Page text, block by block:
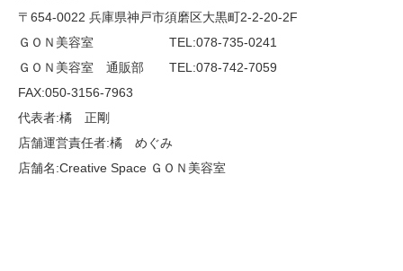
〒654-0022 兵庫県神戸市須磨区大黒町2-2-20-2F
ＧＯＮ美容室 TEL:078-735-0241
ＧＯＮ美容室 通販部 TEL:078-742-7059
FAX:050-3156-7963
代表者:橘 正剛
店舗運営責任者:橘 めぐみ
店舗名:Creative Space ＧＯＮ美容室